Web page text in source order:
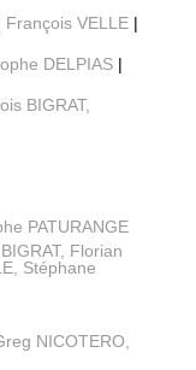
François VELLE |
DELPIAS |
BIGRAT,
PATURANGE
Florian
Stéphane
NICOTERO,